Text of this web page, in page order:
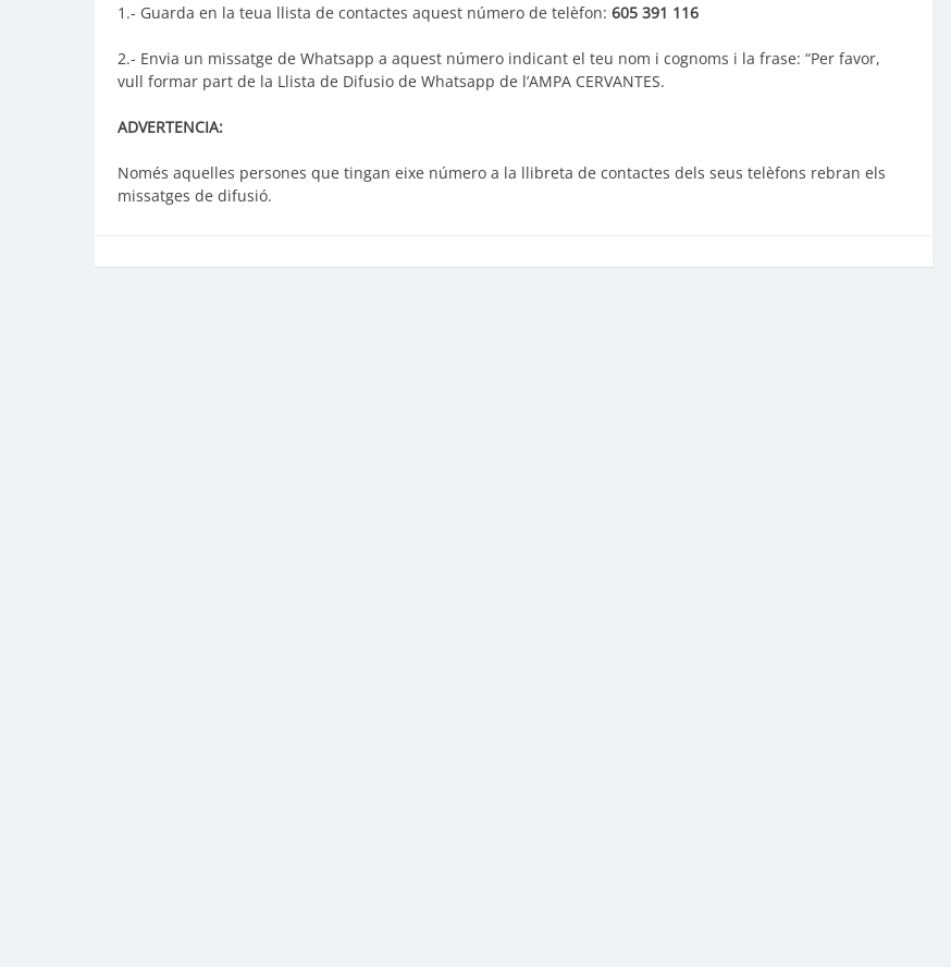
1.- Guarda en la teua llista de contactes aquest número de telèfon: 605 391 116
2.- Envia un missatge de Whatsapp a aquest número indicant el teu nom i cognoms i la frase: “Per favor,
vull formar part de la Llista de Difusio de Whatsapp de l’AMPA CERVANTES.
ADVERTENCIA:
Només aquelles persones que tingan eixe número a la llibreta de contactes dels seus telèfons rebran els
missatges de difusió.